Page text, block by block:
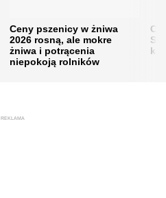
Ceny pszenicy w żniwa
2026 rosną, ale mokre
żniwa i potrącenia
niepokoją rolników
REKLAMA